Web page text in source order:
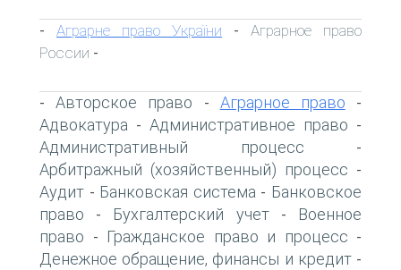
- Аграрне право України - Аграрное право
России -
-Авторское право - Аграрное право -
Адвокатура - Административное право -
Административный процесс -
Арбитражный (хозяйственный) процесс -
Аудит - Банковская система - Банковское
право - Бухгалтерский учет-
Военное
право - Гражданское право и процесс -
Денежное обращение, финансы и кредит-